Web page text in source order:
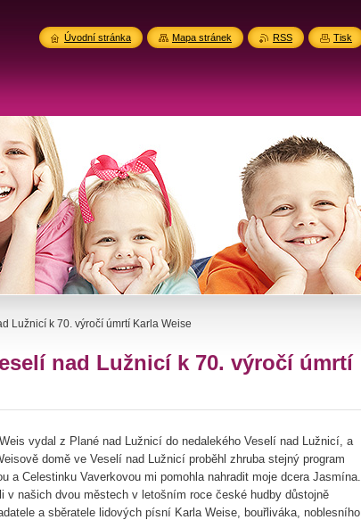
Lužnicí k 70. výročí úmrtí Karla Weise
nad Lužnicí k 70. výročí úmrtí
vydal z Plané nad Lužnicí do nedalekého Veselí nad Lužnicí, a
domě ve Veselí nad Lužnicí proběhl zhruba stejný program
a Celestinku Vaverkovou mi pomohla nahradit moje dcera Jasmína.
v našich dvou městech v letošním roce české hudby důstojně
a sběratele lidových písní Karla Weise, bouřliváka, noblesního
Úvodní stránka Mapa stránek RSS Tisk